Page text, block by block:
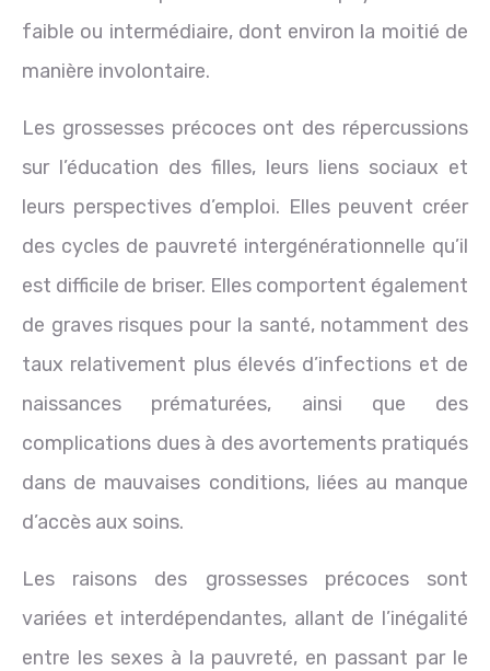
faible ou intermédiaire, dont environ la moitié de
manière involontaire.
Les grossesses précoces ont des répercussions
sur l’éducation des filles, leurs liens sociaux et
leurs perspectives d’emploi. Elles peuvent créer
des cycles de pauvreté intergénérationnelle qu’il
est difficile de briser. Elles comportent également
de graves risques pour la santé, notamment des
taux relativement plus élevés d’infections et de
naissances prématurées, ainsi que des
complications dues à des avortements pratiqués
dans de mauvaises conditions, liées au manque
d’accès aux soins.
Les raisons des grossesses précoces sont
variées et interdépendantes, allant de l’inégalité
entre les sexes à la pauvreté, en passant par le